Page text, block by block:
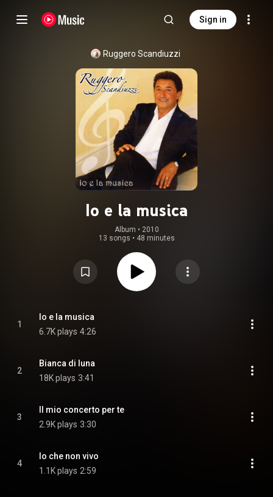
Sign in
Ruggero Scandiuzzi
Io e la musica
Album • 2010
13 songs • 48 minutes
1
Io e la musica
6.7K plays 4:26
2
Bianca di luna
18K plays 3:41
3
Il mio concerto per te
2.9K plays 3:30
4
Io che non vivo
1.1K plays 2:59